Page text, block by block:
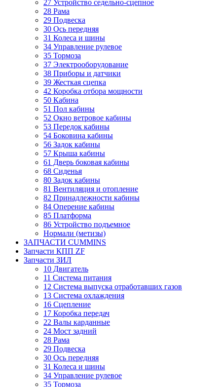
27 Устройство седельно-сцепное
28 Рама
29 Подвеска
30 Ось передняя
31 Колеса и шины
34 Управление рулевое
35 Тормоза
37 Электрооборудование
38 Приборы и датчики
39 Жесткая сцепка
42 Коробка отбора мощности
50 Кабина
51 Пол кабины
52 Окно ветровое кабины
53 Передок кабины
54 Боковина кабины
56 Задок кабины
57 Крыша кабины
61 Дверь боковая кабины
68 Сиденья
80 Задок кабины
81 Вентиляция и отопление
82 Принадлежности кабины
84 Оперение кабины
85 Платформа
86 Устройство подъемное
Нормали (метизы)
ЗАПЧАСТИ CUMMINS
Запчасти КПП ZF
Запчасти ЗИЛ
10 Двигатель
11 Система питания
12 Система выпуска отработавших газов
13 Система охлаждения
16 Сцепление
17 Коробка передач
22 Валы карданные
24 Мост задний
28 Рама
29 Подвеска
30 Ось передняя
31 Колеса и шины
34 Управление рулевое
35 Тормоза